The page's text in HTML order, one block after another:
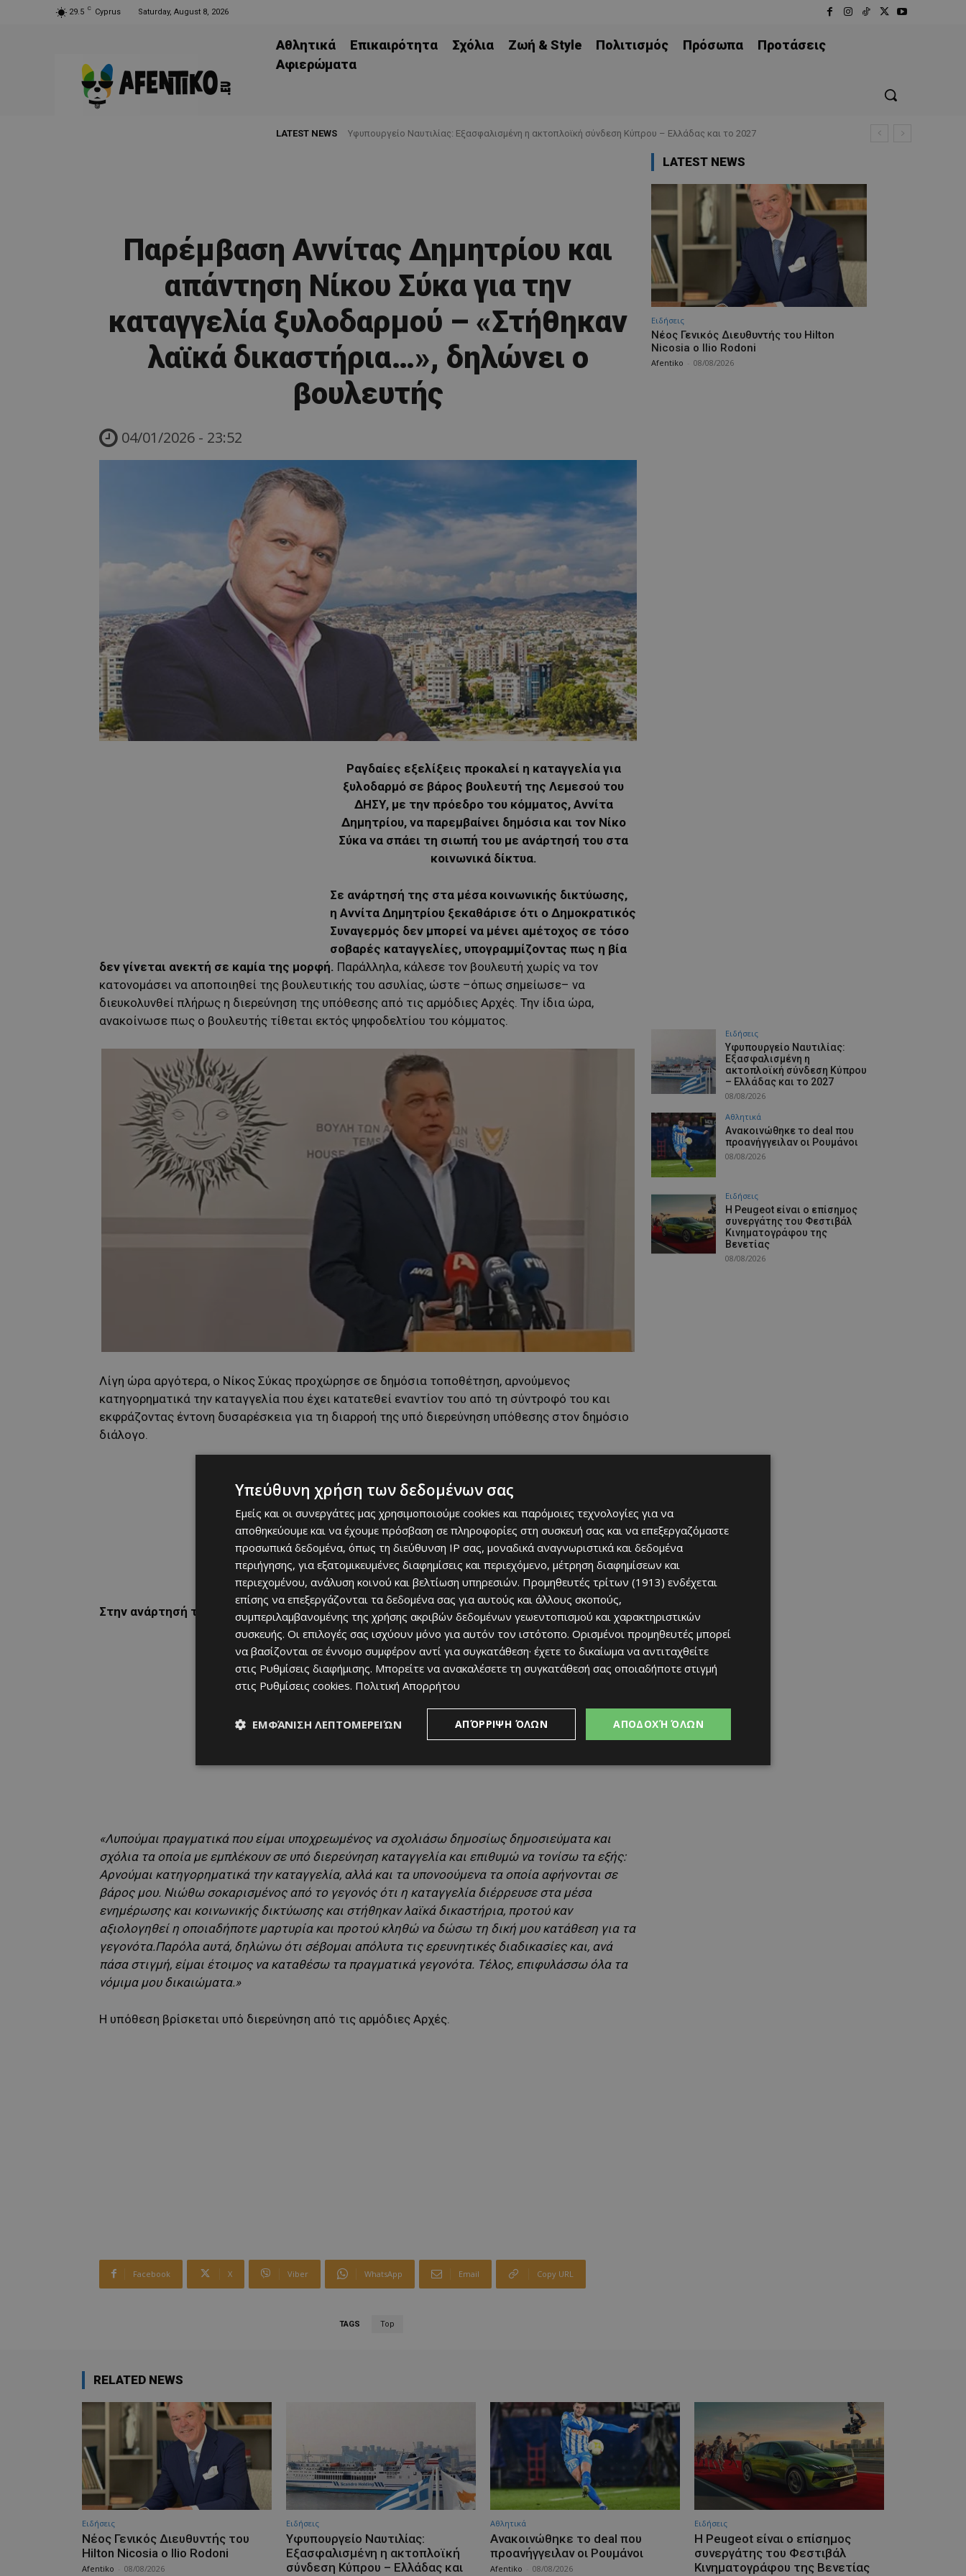
29.5 C Cyprus Saturday, August 8, 2026
Αθλητικά Επικαιρότητα Σχόλια Ζωή & Style Πολιτισμός Πρόσωπα
Προτάσεις
Aφιερώματα
LATEST NEWS Υφυπουργείο Ναυτιλίας: Εξασφαλισμένη η ακτοπλοϊκή σύνδεση Κύπρου – Ελλάδας και το 2027
Παρέμβαση Αννίτας Δημητρίου και
απάντηση Νίκου Σύκα για την
καταγγελία ξυλοδαρμού – «Στήθηκαν
λαϊκά δικαστήρια…», δηλώνει ο
βουλευτής
04/01/2026 - 23:52
Ραγδαίες εξελίξεις προκαλεί η καταγγελία για
ξυλοδαρμό σε βάρος βουλευτή της Λεμεσού του
ΔΗΣΥ, με την πρόεδρο του κόμματος, Αννίτα
Δημητρίου, να παρεμβαίνει δημόσια και τον Νίκο
Σύκα να σπάει τη σιωπή του με ανάρτησή του στα
κοινωνικά δίκτυα.
Σε ανάρτησή της στα μέσα κοινωνικής δικτύωσης,
η Αννίτα Δημητρίου ξεκαθάρισε ότι ο Δημοκρατικός
Συναγερμός δεν μπορεί να μένει αμέτοχος σε τόσο
σοβαρές καταγγελίες, υπογραμμίζοντας πως η βία
δεν γίνεται ανεκτή σε καμία της μορφή. Παράλληλα, κάλεσε τον βουλευτή χωρίς να τον
κατονομάσει να αποποιηθεί της βουλευτικής του ασυλίας, ώστε –όπως σημείωσε– να
διευκολυνθεί πλήρως η διερεύνηση της υπόθεσης από τις αρμόδιες Αρχές. Την ίδια ώρα,
ανακοίνωσε πως ο βουλευτής τίθεται εκτός ψηφοδελτίου του κόμματος.
Λίγη ώρα αργότερα, ο Νίκος Σύκας προχώρησε σε δημόσια τοποθέτηση, αρνούμενος
κατηγορηματικά την καταγγελία που έχει κατατεθεί εναντίον του από τη σύντροφό του και
εκφράζοντας έντονη δυσαρέσκεια για τη διαρροή της υπό διερεύνηση υπόθεσης στον δημόσιο
διάλογο.
Στην ανάρτησή του αναφέρει χαρακτηριστικά:
«Λυπούμαι πραγματικά που είμαι υποχρεωμένος να σχολιάσω δημοσίως δημοσιεύματα και
σχόλια τα οποία με εμπλέκουν σε υπό διερεύνηση καταγγελία και επιθυμώ να τονίσω τα εξής:
Αρνούμαι κατηγορηματικά την καταγγελία, αλλά και τα υπονοούμενα τα οποία αφήνονται σε
βάρος μου. Νιώθω σοκαρισμένος από το γεγονός ότι η καταγγελία διέρρευσε στα μέσα
ενημέρωσης και κοινωνικής δικτύωσης και στήθηκαν λαϊκά δικαστήρια, προτού καν
αξιολογηθεί η οποιαδήποτε μαρτυρία και προτού κληθώ να δώσω τη δική μου κατάθεση για τα
γεγονότα.Παρόλα αυτά, δηλώνω ότι σέβομαι απόλυτα τις ερευνητικές διαδικασίες και, ανά
πάσα στιγμή, είμαι έτοιμος να καταθέσω τα πραγματικά γεγονότα. Τέλος, επιφυλάσσω όλα τα
νόμιμα μου δικαιώματα.»
Η υπόθεση βρίσκεται υπό διερεύνηση από τις αρμόδιες Αρχές.
Facebook X Viber WhatsApp Email Copy URL
TAGS Top
LATEST NEWS
Ειδήσεις
Νέος Γενικός Διευθυντής του Hilton
Nicosia ο Ilio Rodoni
Afentiko 08/08/2026
Ειδήσεις
Υφυπουργείο Ναυτιλίας:
Εξασφαλισμένη η
ακτοπλοϊκή σύνδεση Κύπρου
– Ελλάδας και το 2027
08/08/2026
Αθλητικά
Aνακοινώθηκε το deal που
προανήγγειλαν οι Ρουμάνοι
08/08/2026
Ειδήσεις
Η Peugeot είναι ο επίσημος
συνεργάτης του Φεστιβάλ
Κινηματογράφου της
Βενετίας
08/08/2026
RELATED NEWS
Ειδήσεις
Νέος Γενικός Διευθυντής του
Hilton Nicosia ο Ilio Rodoni
Afentiko 08/08/2026
Ειδήσεις
Υφυπουργείο Ναυτιλίας:
Εξασφαλισμένη η ακτοπλοϊκή
σύνδεση Κύπρου – Ελλάδας και
Αθλητικά
Aνακοινώθηκε το deal που
προανήγγειλαν οι Ρουμάνοι
Afentiko 08/08/2026
Ειδήσεις
Η Peugeot είναι ο επίσημος
συνεργάτης του Φεστιβάλ
Κινηματογράφου της Βενετίας
Υπεύθυνη χρήση των δεδομένων σας
Εμείς και οι συνεργάτες μας χρησιμοποιούμε cookies και παρόμοιες τεχνολογίες για να
αποθηκεύουμε και να έχουμε πρόσβαση σε πληροφορίες στη συσκευή σας και να επεξεργαζόμαστε
προσωπικά δεδομένα, όπως τη διεύθυνση IP σας, μοναδικά αναγνωριστικά και δεδομένα
περιήγησης, για εξατομικευμένες διαφημίσεις και περιεχόμενο, μέτρηση διαφημίσεων και
περιεχομένου, ανάλυση κοινού και βελτίωση υπηρεσιών. Προμηθευτές τρίτων (1913) ενδέχεται
επίσης να επεξεργάζονται τα δεδομένα σας για αυτούς και άλλους σκοπούς,
συμπεριλαμβανομένης της χρήσης ακριβών δεδομένων γεωεντοπισμού και χαρακτηριστικών
συσκευής. Οι επιλογές σας ισχύουν μόνο για αυτόν τον ιστότοπο. Ορισμένοι προμηθευτές μπορεί
να βασίζονται σε έννομο συμφέρον αντί για συγκατάθεση· έχετε το δικαίωμα να αντιταχθείτε
στις Ρυθμίσεις διαφήμισης. Μπορείτε να ανακαλέσετε τη συγκατάθεσή σας οποιαδήποτε στιγμή
στις Ρυθμίσεις cookies. Πολιτική Απορρήτου
ΑΠΟΔΟΧΉ ΌΛΩΝ
ΑΠΌΡΡΙΨΗ ΌΛΩΝ
ΕΜΦΆΝΙΣΗ ΛΕΠΤΟΜΕΡΕΙΏΝ